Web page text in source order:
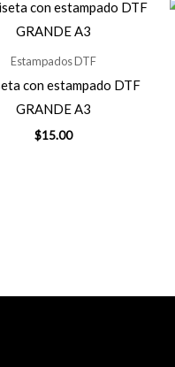
Estampados DTF
con estampado DTF
GRANDE A3
$15.00